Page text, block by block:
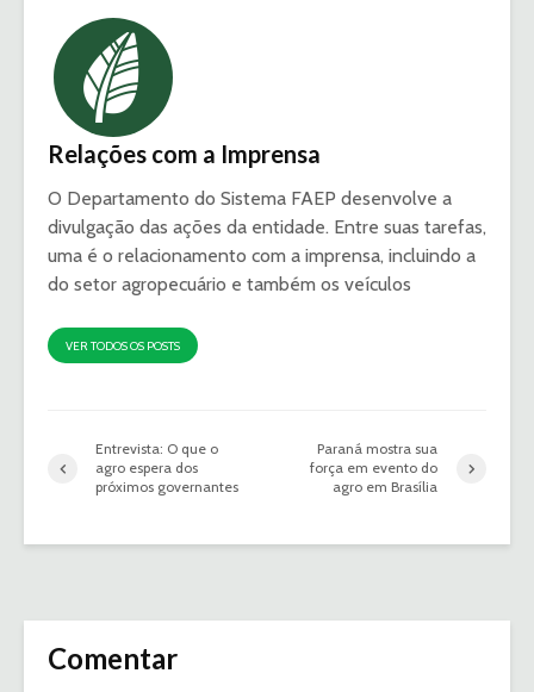
Relações com a Imprensa
O Departamento do Sistema FAEP desenvolve a
divulgação das ações da entidade. Entre suas tarefas,
uma é o relacionamento com a imprensa, incluindo a
do setor agropecuário e também os veículos
VER TODOS OS POSTS
Entrevista: O que o
agro espera dos
próximos governantes
Paraná mostra sua
força em evento do
agro em Brasília
Comentar